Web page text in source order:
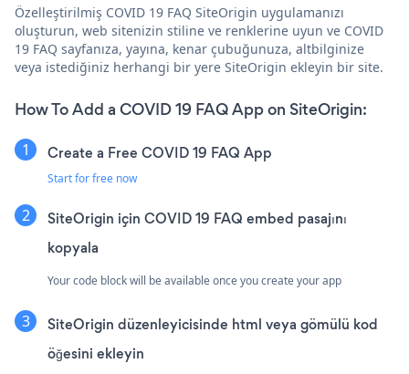
Özelleştirilmiş COVID 19 FAQ SiteOrigin uygulamanızı
oluşturun, web sitenizin stiline ve renklerine uyun ve COVID
19 FAQ sayfanıza, yayına, kenar çubuğunuza, altbilginize
veya istediğiniz herhangi bir yere SiteOrigin ekleyin bir site.
How To Add a COVID 19 FAQ App on SiteOrigin:
Create a Free COVID 19 FAQ App
Start for free now
SiteOrigin için COVID 19 FAQ embed pasajını
kopyala
Your code block will be available once you create your app
SiteOrigin düzenleyicisinde html veya gömülü kod
öğesini ekleyin